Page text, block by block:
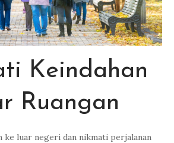
Keindahan
Ruangan
ke luar negeri dan nikmati perjalanan